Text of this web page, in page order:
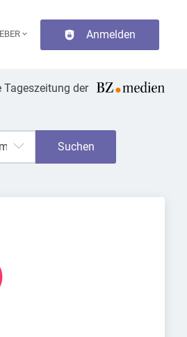
Anmelden
Tageszeitung der
Suchen